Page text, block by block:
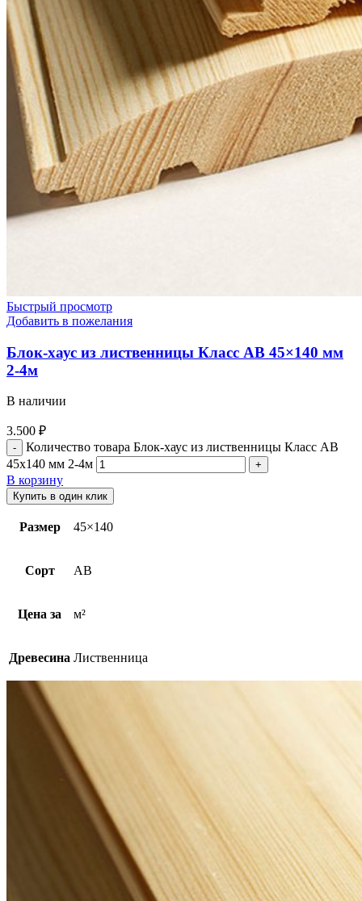
Быстрый просмотр
Добавить в пожелания
Блок-хаус из лиственницы Класс АВ 45×140 мм
2-4м
В наличии
3.500 ₽
Количество товара Блок-хаус из лиственницы Класс АВ
45x140 мм 2-4м
В корзину
Купить в один клик
Размер 45×140
Сорт АВ
Цена за м²
Древесина Лиственница